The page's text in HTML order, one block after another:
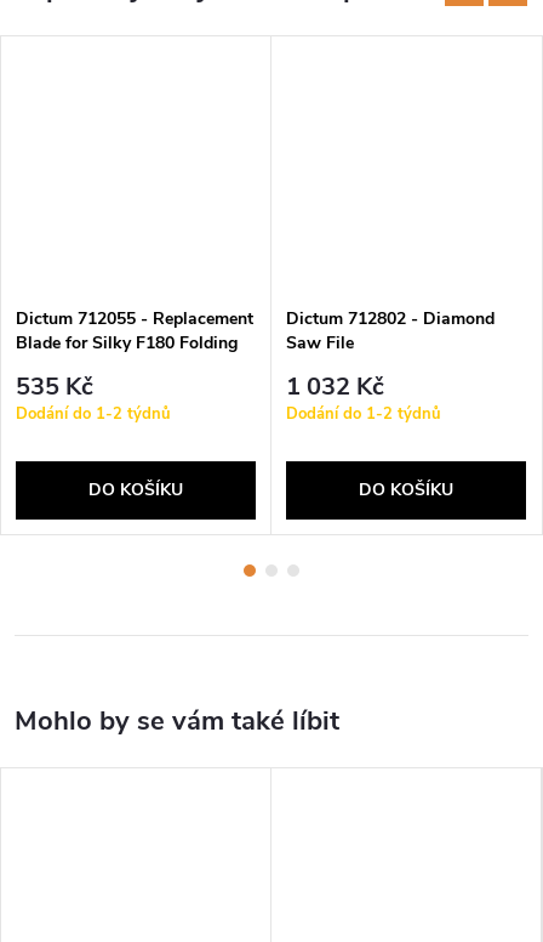
Dictum 712055 - Replacement
Blade for Silky F180 Folding
535 Kč
Dodání do 1-2 týdnů
DO KOŠÍKU
Dictum 712802 - Diamond
Saw File
1 032 Kč
Dodání do 1-2 týdnů
DO KOŠÍKU